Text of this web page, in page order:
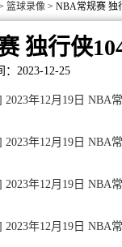
篮球录像 > NBA常规赛 独
独行侠
：2023-12-25
2023年12月19日 NBA
2023年12月19日 NBA
2023年12月19日 NBA
2023年12月19日 NBA